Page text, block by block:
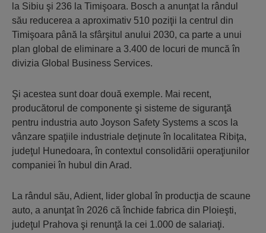
la Sibiu şi 236 la Timişoara. Bosch a anunţat la rân­dul
său reducerea a aproximativ 510 poziţii la centrul din
Timişoara până la sfârşitul anului 2030, ca parte a unui
plan global de eliminare a 3.400 de locuri de muncă în
divizia Global Business Services.
Şi acestea sunt doar două exemple. Mai recent,
producătorul de componente şi sisteme de siguranţă
pentru industria auto Joyson Safety Systems a scos la
vânzare spaţiile industriale deţinute în localitatea Ribiţa,
judeţul Hunedoara, în contextul consolidării operaţiunilor
compa­niei în hubul din Arad.
La rândul său, Adient, lider global în producţia de scaune
auto, a anunţat în 2026 că închide fabrica din Ploieşti,
judeţul Pra­hova şi renunţă la cei 1.000 de salariaţi.